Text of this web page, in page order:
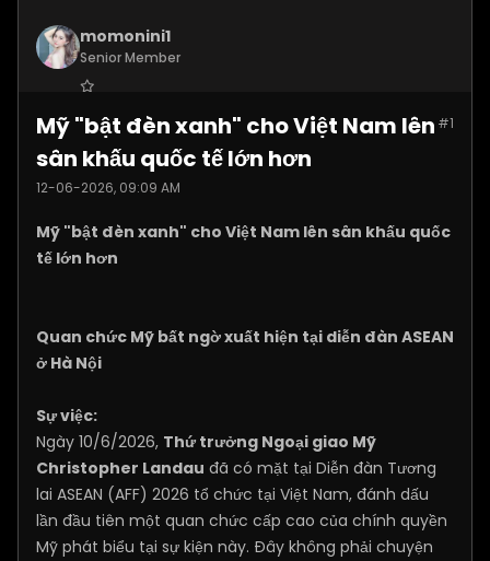
momonini1
Senior Member
Posts: 5399 #1
Mỹ "bật đèn xanh" cho Việt Nam lên
sân khấu quốc tế lớn hơn
12-06-2026, 09:09 AM
Mỹ "bật đèn xanh" cho Việt Nam lên sân khấu quốc
tế lớn hơn
Quan chức Mỹ bất ngờ xuất hiện tại diễn đàn ASEAN
ở Hà Nội
Sự việc:
Ngày 10/6/2026, Thứ trưởng Ngoại giao Mỹ
Christopher Landau đã có mặt tại Diễn đàn Tương
lai ASEAN (AFF) 2026 tổ chức tại Việt Nam, đánh dấu
lần đầu tiên một quan chức cấp cao của chính quyền
Mỹ phát biểu tại sự kiện này. Đây không phải chuyện